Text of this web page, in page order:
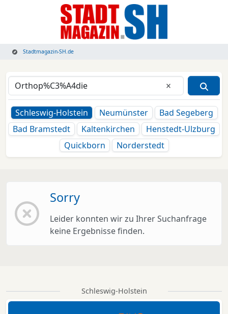
Stadtmagazin-SH.de
Eingabe
Schleswig-Holstein
Neumünster
Bad Segeberg
Bad Bramstedt
Kaltenkirchen
Henstedt-Ulzburg
Quickborn
Norderstedt
Sorry
Leider konnten wir zu Ihrer Suchanfrage
keine Ergebnisse finden.
Schleswig-Holstein